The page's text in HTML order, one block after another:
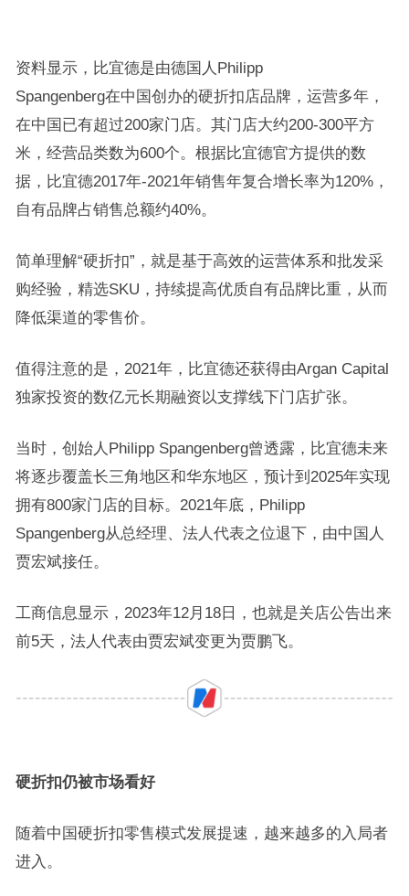
资料显示，比宜德是由德国人Philipp
Spangenberg在中国创办的硬折扣店品牌，运营多年，
在中国已有超过200家门店。其门店大约200-300平方
米，经营品类数为600个。根据比宜德官方提供的数
据，比宜德2017年-2021年销售年复合增长率为120%，
自有品牌占销售总额约40%。
简单理解“硬折扣”，就是基于高效的运营体系和批发采
购经验，精选SKU，持续提高优质自有品牌比重，从而
降低渠道的零售价。
值得注意的是，2021年，比宜德还获得由Argan Capital
独家投资的数亿元长期融资以支撑线下门店扩张。
当时，创始人Philipp Spangenberg曾透露，比宜德未来
将逐步覆盖长三角地区和华东地区，预计到2025年实现
拥有800家门店的目标。2021年底，Philipp
Spangenberg从总经理、法人代表之位退下，由中国人
贾宏斌接任。
工商信息显示，2023年12月18日，也就是关店公告出来
前5天，法人代表由贾宏斌变更为贾鹏飞。
硬折扣仍被市场看好
随着中国硬折扣零售模式发展提速，越来越多的入局者
进入。